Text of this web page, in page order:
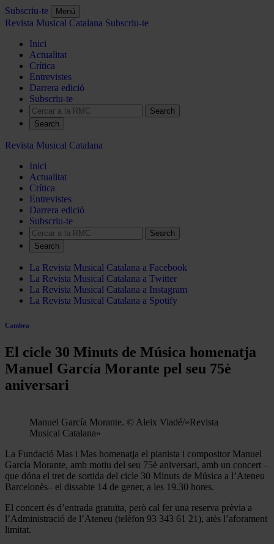
Subscriu-te Menú
Revista Musical Catalana Subscriu-te
Inici
Actualitat
Crítica
Entrevistes
Darrera edició
Subscriu-te
Search
Revista Musical Catalana
Inici
Actualitat
Crítica
Entrevistes
Darrera edició
Subscriu-te
Search
La Revista Musical Catalana a Facebook
La Revista Musical Catalana a Twitter
La Revista Musical Catalana a Instagram
La Revista Musical Catalana a Spotify
Cambra
El cicle 30 Minuts de Música homenatja
Manuel García Morante pel seu 75è
aniversari
Manuel García Morante. © Aleix Viadé/«Revista
Musical Catalana»
La Fundació Mas i Mas homenatja el pianista i compositor Manuel
García Morante, amb motiu del seu 75è aniversari, amb un concert –
que dóna el tret de sortida del cicle 30 Minuts de Música a l’Ateneu
Barcelonès– el dissabte 14 de gener, a les 19.30 hores.
El concert és d’entrada gratuïta, però cal fer una reserva prèvia a
l’Administració de l’Ateneu (telèfon 93 343 61 21), atès l’aforament
limitat.